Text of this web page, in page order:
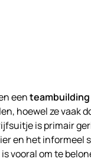
een
hoewel ze vaak
is primair
en het informeel
is vooral om te